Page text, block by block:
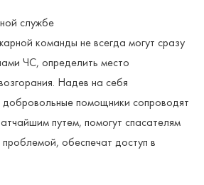
службе
команды не всегда могут сразу
ЧС, определить место
Надев на себя
помощники сопроводят
путем, помогут спасателям
проблемой, обеспечат доступ в